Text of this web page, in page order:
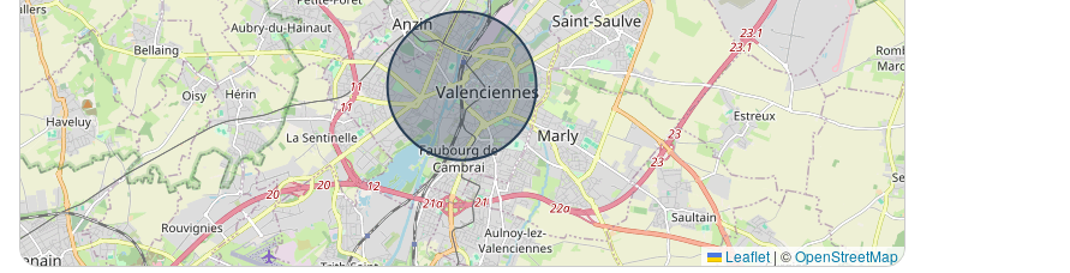
Leaflet | ©OpenStreetMap